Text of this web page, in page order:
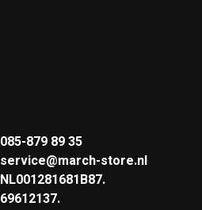
085-879 89 35
service@march-store.nl
NL001281681B87.
69612137.